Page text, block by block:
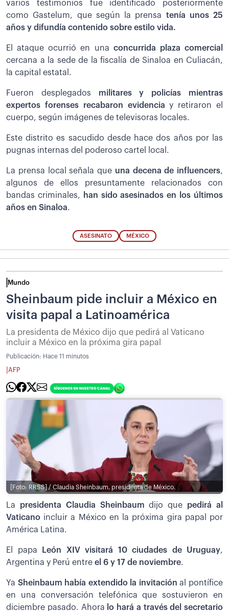
varios testimonios fue identificado posteriormente
como Gastelum, que según la prensa tenía unos 25
años y difundía contenido sobre estilo vida.
El ataque ocurrió en una concurrida plaza comercial
cercana a la sede de la fiscalía de Sinaloa en Culiacán,
la capital estatal.
Fueron desplegados militares y policías mientras
expertos forenses recabaron evidencia y retiraron el
cuerpo, según imágenes de televisoras locales.
Este distrito es sacudido desde hace dos años por las
pugnas internas del poderoso cartel local.
La prensa local señala que una decena de influencers,
algunos de ellos presuntamente relacionados con
bandas criminales,
han sido asesinados en los últimos
años en Sinaloa.
ASESINATO MÉXICO
Mundo
Sheinbaum pide incluir a México en
visita papal a Latinoamérica
La presidenta de México dijo que pedirá al Vaticano
incluir a México en la próxima gira papal
Publicación: Hace 11 minutos
AFP
[Foto: RRSS] / Claudia Sheinbaum, presidenta de México.
La presidenta Claudia Sheinbaum dijo que pedirá al
Vaticano incluir a México en la próxima gira papal por
América Latina.
El papa León XIV visitará 10 ciudades de Uruguay,
Argentina y Perú entre el 6 y 17 de noviembre.
Ya Sheinbaum había extendido la invitación al pontífice
en una conversación telefónica que sostuvieron en
diciembre pasado. Ahora lo hará a través del secretario